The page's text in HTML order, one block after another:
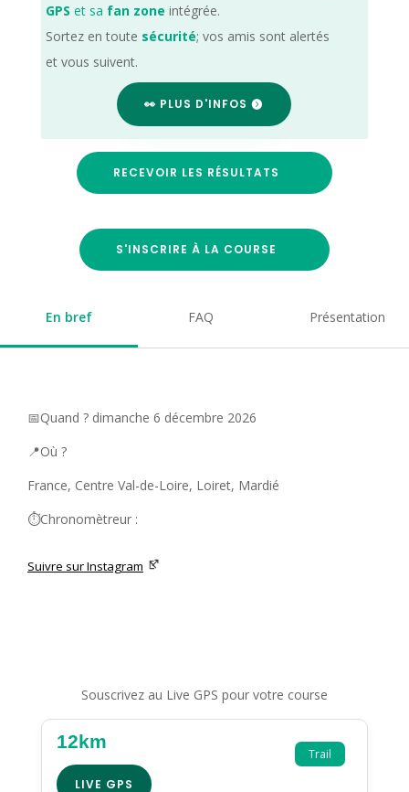
GPS et sa fan zone intégrée.
Sortez en toute sécurité; vos amis sont alertés
et vous suivent.
👀 PLUS D'INFOS
RECEVOIR LES RÉSULTATS
S'INSCRIRE À LA COURSE
En bref FAQ Présentation
📅Quand ? dimanche 6 décembre 2026
📍Où ?
France, Centre Val-de-Loire, Loiret, Mardié
⏱️Chronomètreur :
Suivre sur Instagram
Souscrivez au Live GPS pour votre course
Trail
12km
LIVE GPS